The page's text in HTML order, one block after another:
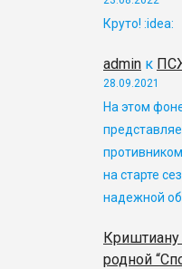
Круто! :idea:
admin к
28.09.2021
На этом
на старте
надежной
Криштиану
родной